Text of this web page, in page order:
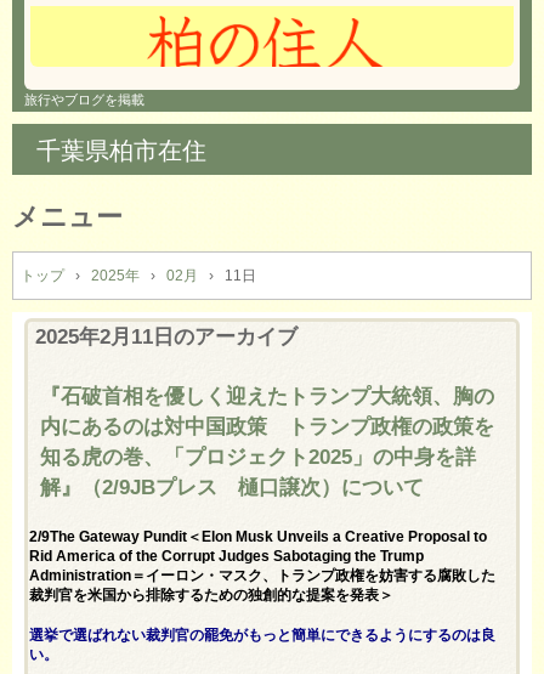
旅行やブログを掲載
千葉県柏市在住
メニュー
コ
ン
テ
ン
トップ › 2025年 › 02月 › 11日
2025年2月11日 のアーカイブ
『石破首相を優しく迎えたトランプ大統領、胸の
内にあるのは対中国政策 トランプ政権の政策を
知る虎の巻、「プロジェクト2025」の中身を詳
解』（2/9JBプレス 樋口譲次）について
2/9The Gateway Pundit＜Elon Musk Unveils a Creative Proposal to
Rid America of the Corrupt Judges Sabotaging the Trump
Administration＝イーロン・マスク、トランプ政権を妨害する腐敗した
裁判官を米国から排除するための独創的な提案を発表＞
選挙で選ばれない裁判官の罷免がもっと簡単にできるようにするのは良
い。